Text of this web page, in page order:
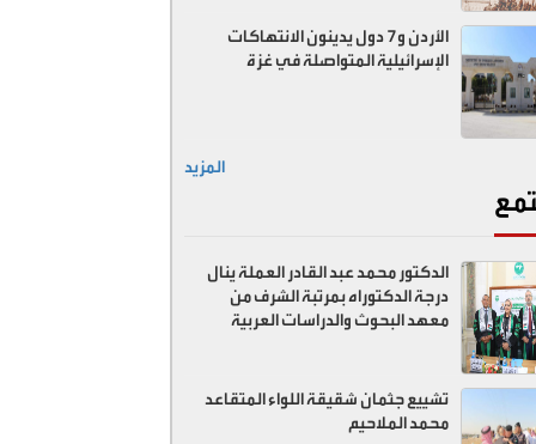
الأردن و7 دول يدينون الانتهاكات
الإسرائيلية المتواصلة في غزة
المزيد
الدكتور محمد عبد القادر العملة ينال
درجة الدكتوراه بمرتبة الشرف من
معهد البحوث والدراسات العربية
تشييع جثمان شقيقة اللواء المتقاعد
محمد الملاحيم